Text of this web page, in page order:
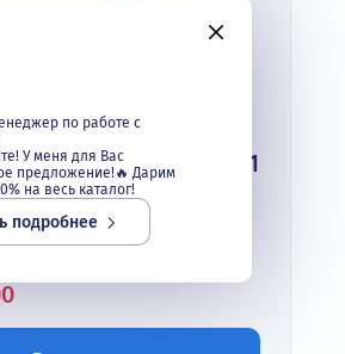
модуль PRBU-DR0201
по работе с
У меня для Вас
предложение!🔥 Дарим
на весь каталог!
подробнее